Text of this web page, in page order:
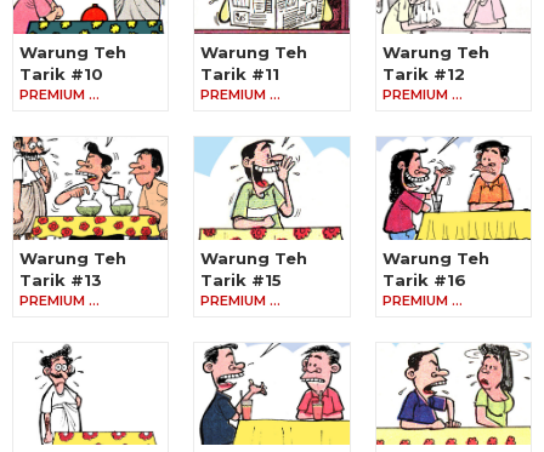
Warung Teh
Tarik #10
PREMIUM …
Warung Teh
Tarik #11
PREMIUM …
Warung Teh
Tarik #12
PREMIUM …
Warung Teh
Tarik #13
PREMIUM …
Warung Teh
Tarik #15
PREMIUM …
Warung Teh
Tarik #16
PREMIUM …